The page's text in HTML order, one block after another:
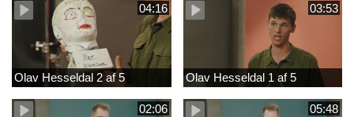
04:16
Olav Hesseldal 2 af 5
03:53
Olav Hesseldal 1 af 5
02:06 05:48